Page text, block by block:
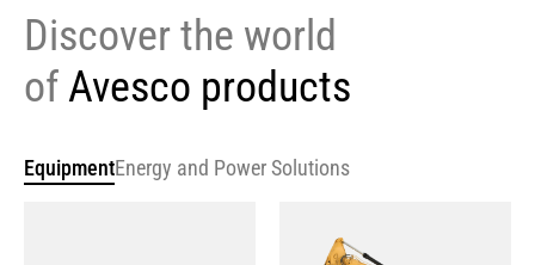
Discover the world
ofAvesco products
EquipmentEnergy and Power Solutions